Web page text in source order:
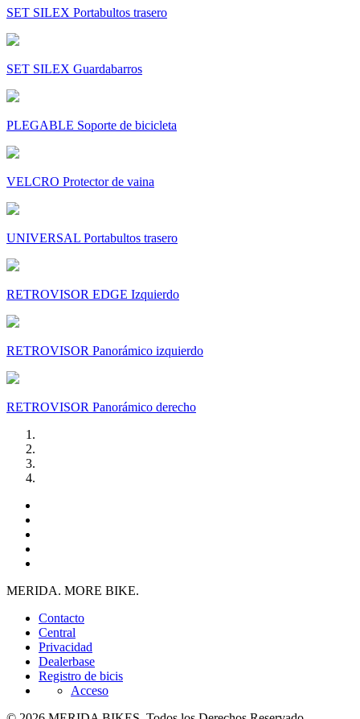
SET SILEX Portabultos trasero
SET SILEX Guardabarros
PLEGABLE Soporte de bicicleta
VELCRO Protector de vaina
UNIVERSAL Portabultos trasero
RETROVISOR EDGE Izquierdo
RETROVISOR Panorámico izquierdo
RETROVISOR Panorámico derecho
MERIDA. MORE BIKE.
Contacto
Central
Privacidad
Dealerbase
Registro de bicis
Acceso